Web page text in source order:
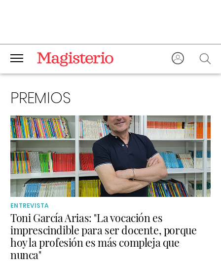
PREMIOS
ENTREVISTA
Toni García Arias: "La vocación es
imprescindible para ser docente, porque
hoy la profesión es más compleja que
nunca"